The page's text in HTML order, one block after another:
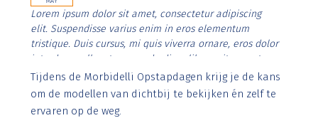
Lorem ipsum dolor sit amet, consectetur adipiscing
elit. Suspendisse varius enim in eros elementum
tristique. Duis cursus, mi quis viverra ornare, eros dolor
interdum nulla, ut commodo diam libero vitae erat.
Aenean faucibus nibh et justo cursus id rutrum lorem
imperdiet. Nunc ut sem vitae risus tristique posuere.
Tijdens de Morbidelli Opstapdagen krijg je de kans
om de modellen van dichtbij te bekijken én zelf te
ervaren op de weg.